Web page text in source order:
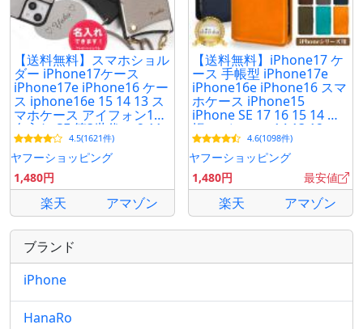
【送料無料】スマホショル
ダー iPhone17ケース
iPhone17e iPhone16 ケー
ス iphone16e 15 14 13 ス
マホケース アイフォン16
名入れ SE 第3世代 se2 11
xr おしゃれ 184 爆買
4.5(1621件)
ヤフーショッピング
1,480円
楽天 アマゾン
【送料無料】iPhone17 ケ
ース 手帳型 iPhone17e
iPhone16e iPhone16 スマ
ホケース iPhone15
iPhone SE 17 16 15 14 手
帳 アイフォン14 13 12 レ
ザーケース シズカウィル
Re
4.6(1098件)
ヤフーショッピング
1,480円
最安値
楽天 アマゾン
ブランド
iPhone
HanaRo